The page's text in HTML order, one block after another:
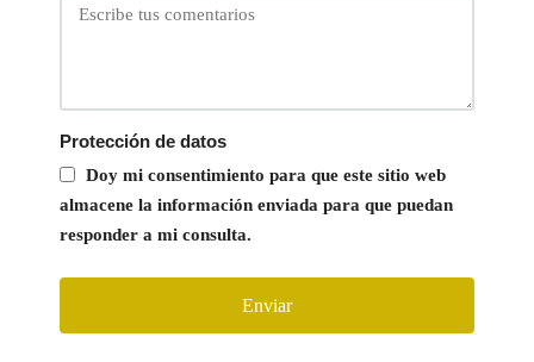
Protección de datos
Doy mi consentimiento para que este sitio web
almacene la información enviada para que puedan
responder a mi consulta.
Enviar